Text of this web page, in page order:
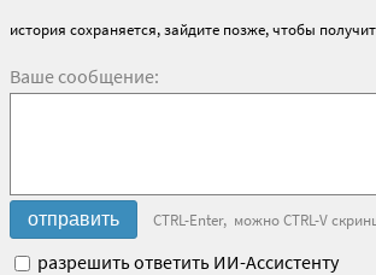
история сохраняется, зайдите позже, чтобы
Ваше сообщение:
CTRL-Enter, можно CTRL-V
разрешить ответить ИИ-Ассистенту